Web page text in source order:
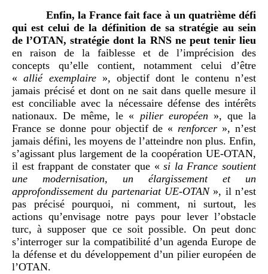
Enfin, la France fait face à un quatrième défi
qui est celui de la définition de sa stratégie au sein
de l’OTAN, stratégie dont la RNS ne peut tenir lieu
en raison de la faiblesse et de l’imprécision des
concepts qu’elle contient, notamment celui d’être
«allié exemplaire», objectif dont le contenu n’est
jamais précisé et dont on ne sait dans quelle mesure il
est conciliable avec la nécessaire défense des intérêts
nationaux. De même, le « pilier européen », que la
France se donne pour objectif de « renforcer », n’est
jamais défini, les moyens de l’atteindre non plus. Enfin,
s’agissant plus largement de la coopération UE-OTAN,
il est frappant de constater que «si la France soutient
une modernisation, un élargissement et un
approfondissement du partenariat UE-OTAN», il n’est
pas précisé pourquoi, ni comment, ni surtout, les
actions qu’envisage notre pays pour lever l’obstacle
turc, à supposer que ce soit possible. On peut donc
s’interroger sur la compatibilité d’un agenda Europe de
la défense et du développement d’un pilier européen de
l’OTAN.